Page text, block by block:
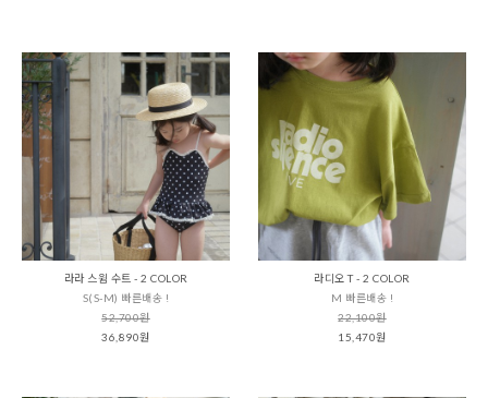
라라 스윔 수트 - 2 COLOR
S(S-M) 빠른배송 !
52,700원
36,890원
라디오 T - 2 COLOR
M 빠른배송 !
22,100원
15,470원